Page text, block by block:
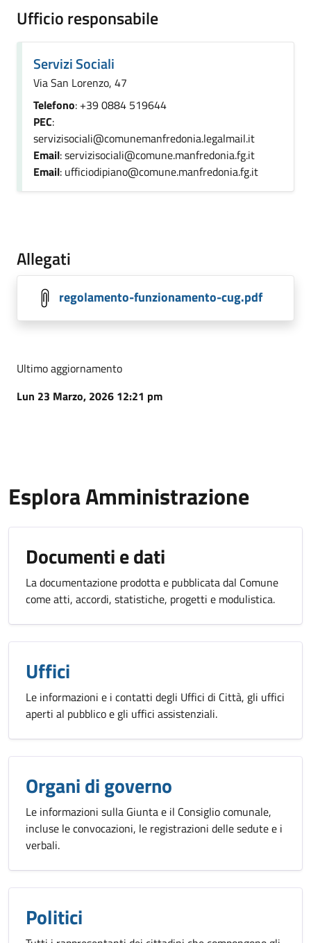
Ufficio responsabile
Servizi Sociali
Via San Lorenzo, 47
Telefono: +39 0884 519644
PEC:
servizisociali@comunemanfredonia.legalmail.it
Email: servizisociali@comune.manfredonia.fg.it
Email: ufficiodipiano@comune.manfredonia.fg.it
Allegati
regolamento-funzionamento-cug.pdf
Ultimo aggiornamento
Lun 23 Marzo, 2026 12:21 pm
Esplora Amministrazione
Documenti e dati
La documentazione prodotta e pubblicata dal Comune
come atti, accordi, statistiche, progetti e modulistica.
Uffici
Le informazioni e i contatti degli Uffici di Città, gli uffici
aperti al pubblico e gli uffici assistenziali.
Organi di governo
Le informazioni sulla Giunta e il Consiglio comunale,
incluse le convocazioni, le registrazioni delle sedute e i
verbali.
Politici